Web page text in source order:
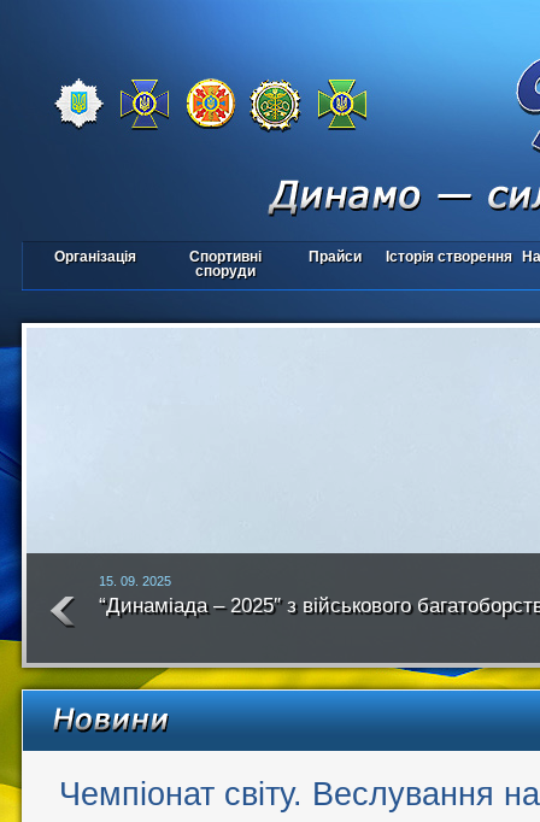
Організація
Спортивні
споруди
Прайси Історія створення
15. 09. 2025
“Динаміада – 2025″ з військового
року
Чемпіонат світу. Веслування